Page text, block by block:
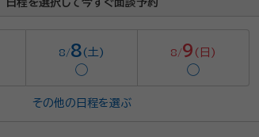
日程を選択して今すぐ面談予約
8/8(土)
◯
8/9 (日)
◯
その他の日程を選ぶ